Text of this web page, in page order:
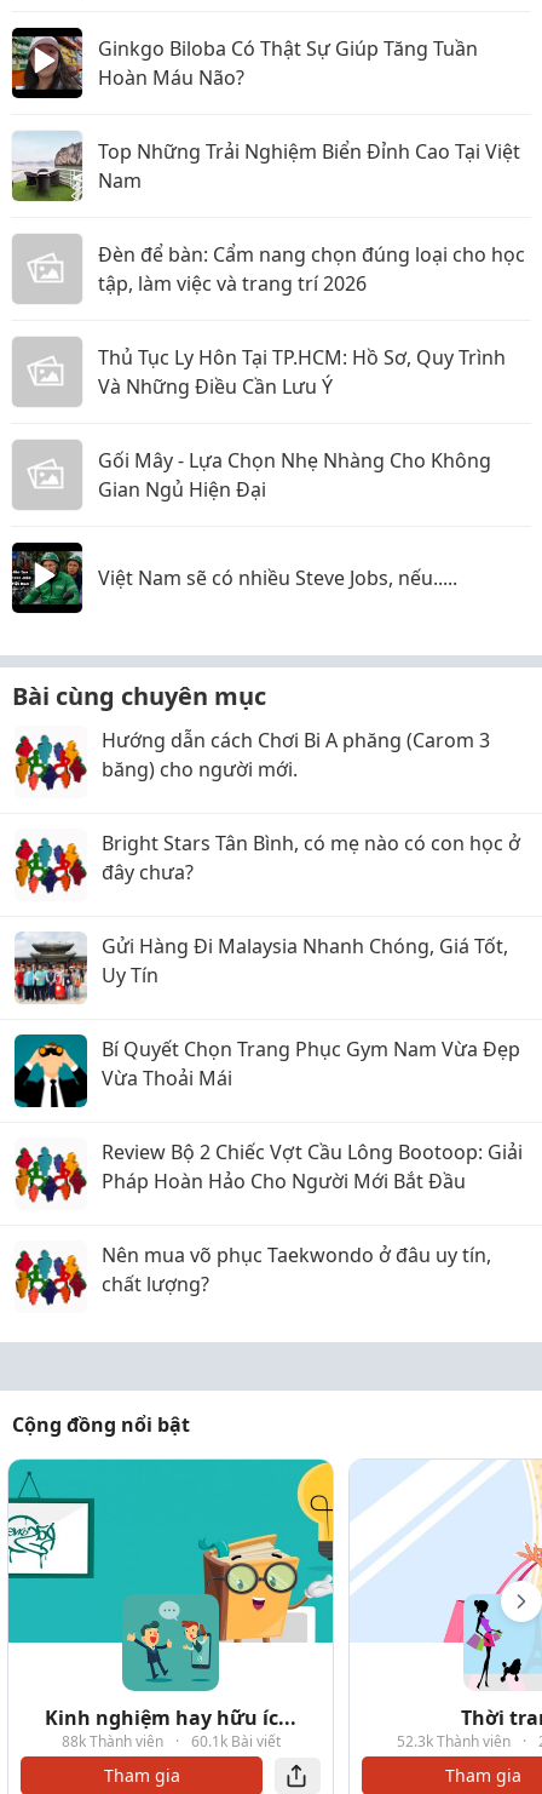
Ginkgo Biloba Có Thật Sự Giúp Tăng Tuần
Hoàn Máu Não?
Top Những Trải Nghiệm Biển Đỉnh Cao Tại Việt
Nam
Đèn để bàn: Cẩm nang chọn đúng loại cho học
tập, làm việc và trang trí 2026
Thủ Tục Ly Hôn Tại TP.HCM: Hồ Sơ, Quy Trình
Và Những Điều Cần Lưu Ý
Gối Mây - Lựa Chọn Nhẹ Nhàng Cho Không
Gian Ngủ Hiện Đại
Việt Nam sẽ có nhiều Steve Jobs, nếu.....
Bài cùng chuyên mục
Hướng dẫn cách Chơi Bi A phăng (Carom 3
băng) cho người mới.
Bright Stars Tân Bình, có mẹ nào có con học ở
đây chưa?
Gửi Hàng Đi Malaysia Nhanh Chóng, Giá Tốt,
Uy Tín
Bí Quyết Chọn Trang Phục Gym Nam Vừa Đẹp
Vừa Thoải Mái
Review Bộ 2 Chiếc Vợt Cầu Lông Bootoop: Giải
Pháp Hoàn Hảo Cho Người Mới Bắt Đầu
Nên mua võ phục Taekwondo ở đâu uy tín,
chất lượng?
Cộng đồng nổi bật
Kinh nghiệm hay hữu íc...
88k Thành viên · 60.1k Bài viết
Tham gia
Thời
52.3k Thành viên ·
Tham gia